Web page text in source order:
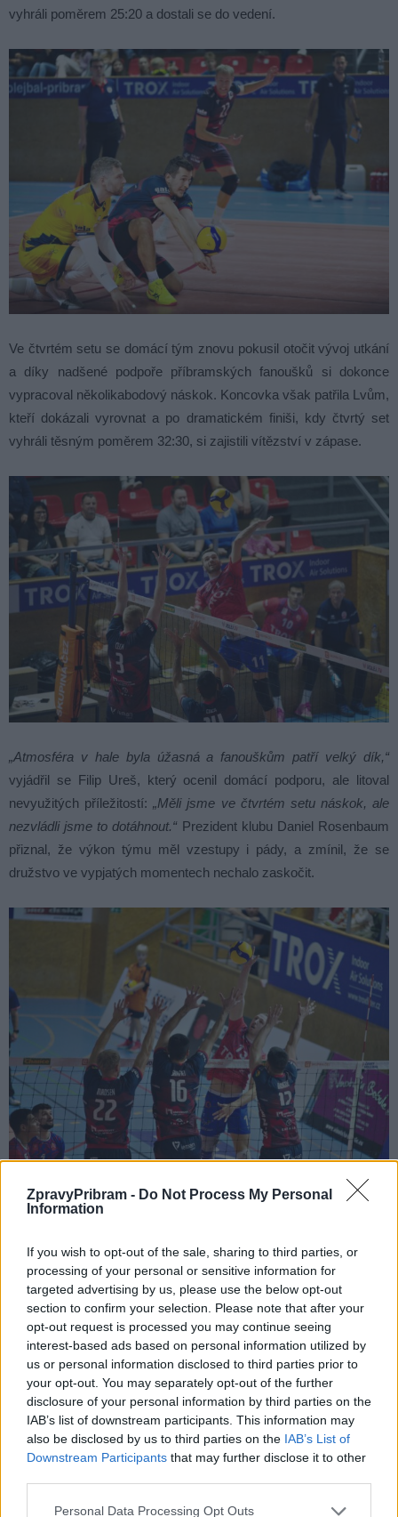
ZpravyPribram - Do Not Process My Personal
Information
If you wish to opt-out of the sale, sharing to third parties, or
processing of your personal or sensitive information for
targeted advertising by us, please use the below opt-out
section to confirm your selection. Please note that after your
opt-out request is processed you may continue seeing
interest-based ads based on personal information utilized by
us or personal information disclosed to third parties prior to
your opt-out. You may separately opt-out of the further
disclosure of your personal information by third parties on the
IAB’s list of downstream participants. This information may
also be disclosed by us to third parties on the IAB’s List of
Downstream Participants that may further disclose it to other
Personal Data Processing Opt Outs
vyhráli poměrem 25:20 a dostali se do vedení.
Ve čtvrtém setu se domácí tým znovu pokusil otočit vývoj utkání
a díky nadšené podpoře příbramských fanoušků si dokonce
vypracoval několikabodový náskok. Koncovka však patřila Lvům,
kteří dokázali vyrovnat a po dramatickém finiši, kdy čtvrtý set
vyhráli těsným poměrem 32:30, si zajistili vítězství v zápase.
„Atmosféra v hale byla úžasná a fanouškům patří velký dík,“
vyjádřil se Filip Ureš, který ocenil domácí podporu, ale litoval
nevyužitých příležitostí: „Měli jsme ve čtvrtém setu náskok, ale
nezvládli jsme to dotáhnout.“ Prezident klubu Daniel Rosenbaum
přiznal, že výkon týmu měl vzestupy i pády, a zmínil, že se
družstvo ve vypjatých momentech nechalo zaskočit.
Kapitán soupeře Jakub Janouch ocenil týmového ducha Lvů:
soustředění a věřím, že zápas se musel líbit.“Trenér Damian
Arredondo vyzdvihl mentální odolnost hráčů:„Ve čtvrtém setu
jsme zvládli otočit vývoj a vyhráli jsme zásluhou týmového
nasazení.“
Utkání sledovalo téměř 760 diváků, kteří viděli vyrovnaný
a dramatický duel.